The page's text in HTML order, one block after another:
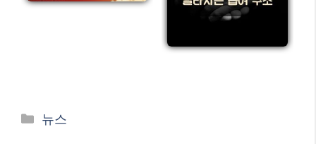
카
뉴스